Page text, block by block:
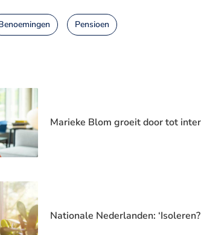
Pensioen
Marieke Blom groeit door tot
Nationale Nederlanden: